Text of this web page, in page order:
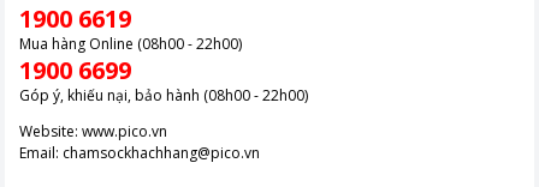
1900 6619
Mua hàng Online (08h00 - 22h00)
1900 6699
Góp ý, khiếu nại, bảo hành (08h00 - 22h00)
Website: www.pico.vn
Email: chamsockhachhang@pico.vn